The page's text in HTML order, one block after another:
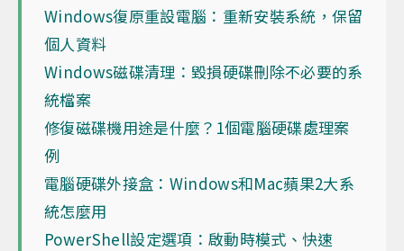
Windows復原重設電腦：重新安裝系統，保留
個人資料
Windows磁碟清理：毀損硬碟刪除不必要的系
統檔案
修復磁碟機用途是什麼？1個電腦硬碟處理案
例
電腦硬碟外接盒：Windows和Mac蘋果2大系
統怎麼用
PowerShell設定選項：啟動時模式、快速